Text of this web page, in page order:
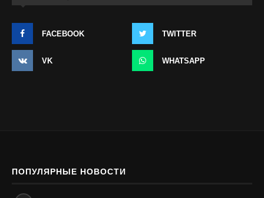
FACEBOOK TWITTER
VK WHATSAPP
ПОПУЛЯРНЫЕ НОВОСТИ